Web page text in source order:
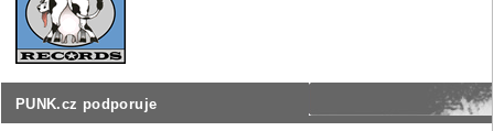
PUNK.cz podporuje